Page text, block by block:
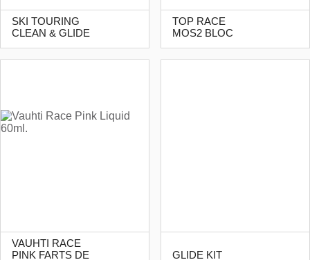
SKI TOURING
CLEAN & GLIDE
TOP RACE
MOS2 BLOC
VAUHTI RACE
PINK FARTS DE
GLIDE KIT